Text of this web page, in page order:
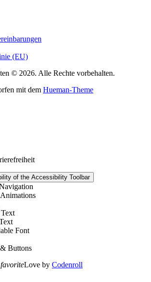
(EU)
© 2026. Alle Rechte vorbehalten.
mit dem Hueman-Theme
of the Accessibility Toolbar
Font
Buttons
favoriteLove by Codenroll